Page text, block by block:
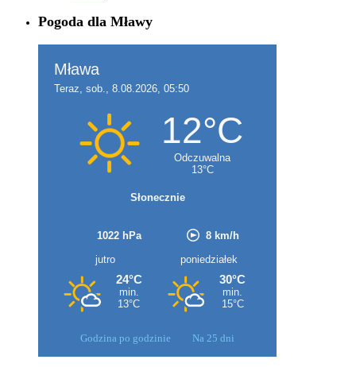
Pogoda dla Mławy
Godzina po godzinie Na 25 dni